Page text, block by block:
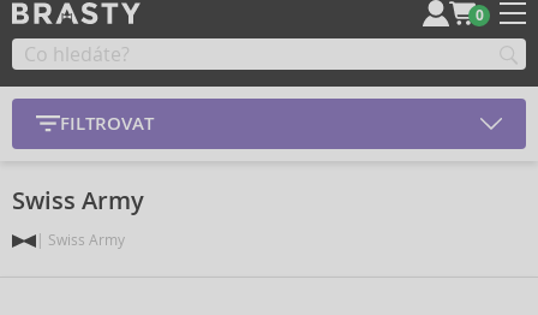
0
FILTROVAT
Swiss Army
Swiss Army